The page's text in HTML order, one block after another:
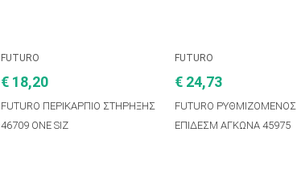
FUTURO
€ 18,20
FUTURO ΠΕΡΙΚΑΡΠΙΟ ΣΤΗΡΗΞΗΣ
46709 ONE SIZ
FUTURO
€ 24,73
FUTURO ΡΥΘΜΙΖΟΜΕΝΟΣ
ΕΠΙΔΕΣΜ ΑΓΚΩΝΑ 45975